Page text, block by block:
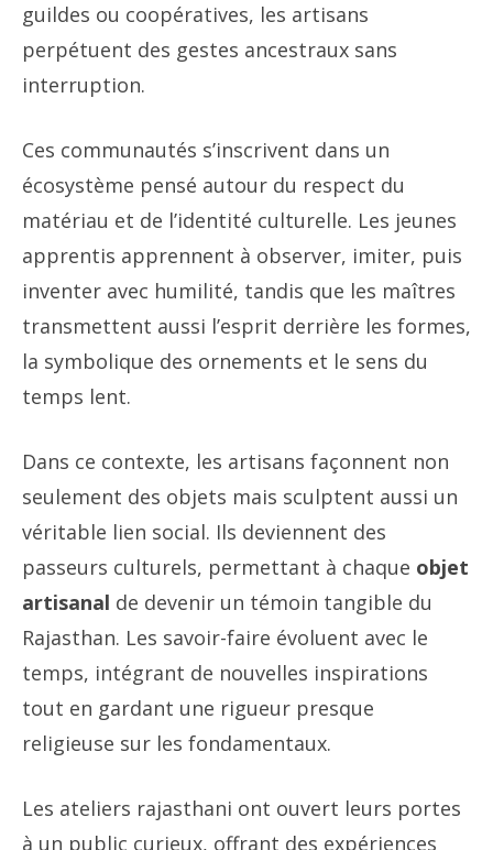
guildes ou coopératives, les artisans
perpétuent des gestes ancestraux sans
interruption.
Ces communautés s’inscrivent dans un
écosystème pensé autour du respect du
matériau et de l’identité culturelle. Les jeunes
apprentis apprennent à observer, imiter, puis
inventer avec humilité, tandis que les maîtres
transmettent aussi l’esprit derrière les formes,
la symbolique des ornements et le sens du
temps lent.
Dans ce contexte, les artisans façonnent non
seulement des objets mais sculptent aussi un
véritable lien social. Ils deviennent des
passeurs culturels, permettant à chaque objet
artisanal de devenir un témoin tangible du
Rajasthan. Les savoir-faire évoluent avec le
temps, intégrant de nouvelles inspirations
tout en gardant une rigueur presque
religieuse sur les fondamentaux.
Les ateliers rajasthani ont ouvert leurs portes
à un public curieux, offrant des expériences